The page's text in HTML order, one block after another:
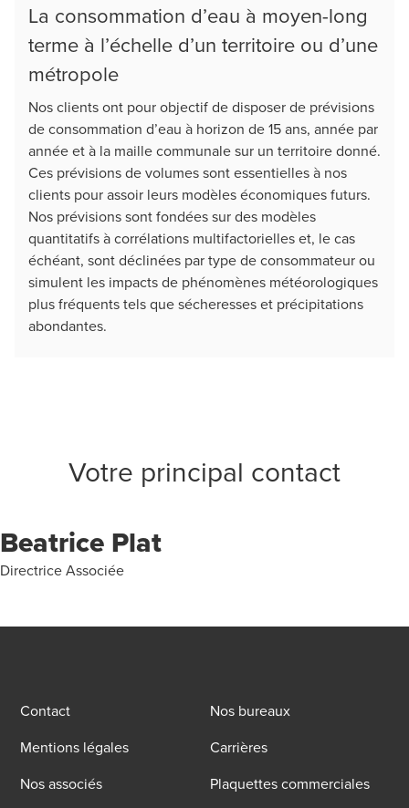
La consommation d’eau à moyen-long
terme à l’échelle d’un territoire ou d’une
métropole
Nos clients ont pour objectif de disposer de prévisions
de consommation d’eau à horizon de 15 ans, année par
année et à la maille communale sur un territoire donné.
Ces prévisions de volumes sont essentielles à nos
clients pour assoir leurs modèles économiques futurs.
Nos prévisions sont fondées sur des modèles
quantitatifs à corrélations multifactorielles et, le cas
échéant, sont déclinées par type de consommateur ou
simulent les impacts de phénomènes météorologiques
plus fréquents tels que sécheresses et précipitations
abondantes.
Votre principal contact
Beatrice Plat
Directrice Associée
Contact
Nos bureaux
Mentions légales
Carrières
Nos associés
Plaquettes commerciales